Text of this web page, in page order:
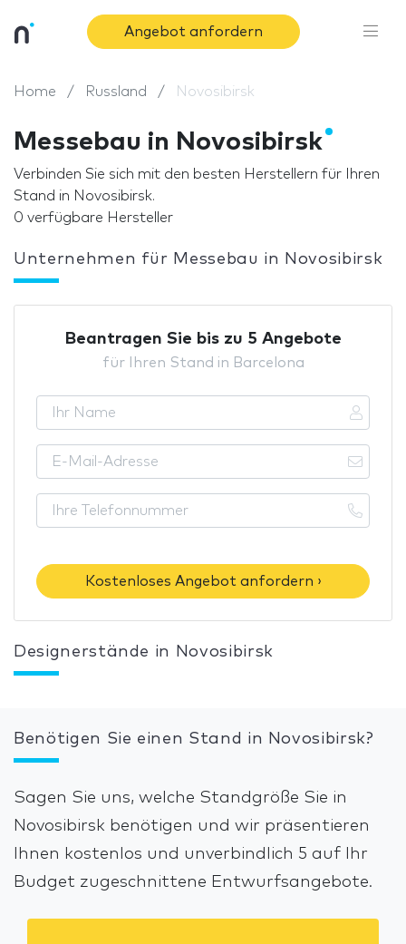
Angebot anfordern
Home Russland Novosibirsk
Messebau in Novosibirsk
Verbinden Sie sich mit den besten Herstellern für Ihren
Stand in Novosibirsk.
0 verfügbare Hersteller
Unternehmen für Messebau in Novosibirsk
Beantragen Sie bis zu 5 Angebote
für Ihren Stand in Barcelona
Kostenloses Angebot anfordern ›
Designerstände in Novosibirsk
Benötigen Sie einen Stand in Novosibirsk?
Sagen Sie uns, welche Standgröße Sie in
Novosibirsk benötigen und wir präsentieren
Ihnen kostenlos und unverbindlich 5 auf Ihr
Budget zugeschnittene Entwurfsangebote.